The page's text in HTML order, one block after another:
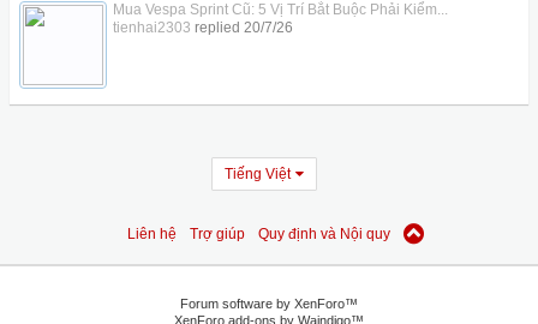
Mua Vespa Sprint Cũ: 5 Vị Trí Bắt Buộc Phải Kiểm...
tienhai2303 replied 20/7/26
Tiếng Việt
Liên hệ Trợ giúp Quy định và Nội quy
Forum software by XenForo™
XenForo add-ons by Waindigo™